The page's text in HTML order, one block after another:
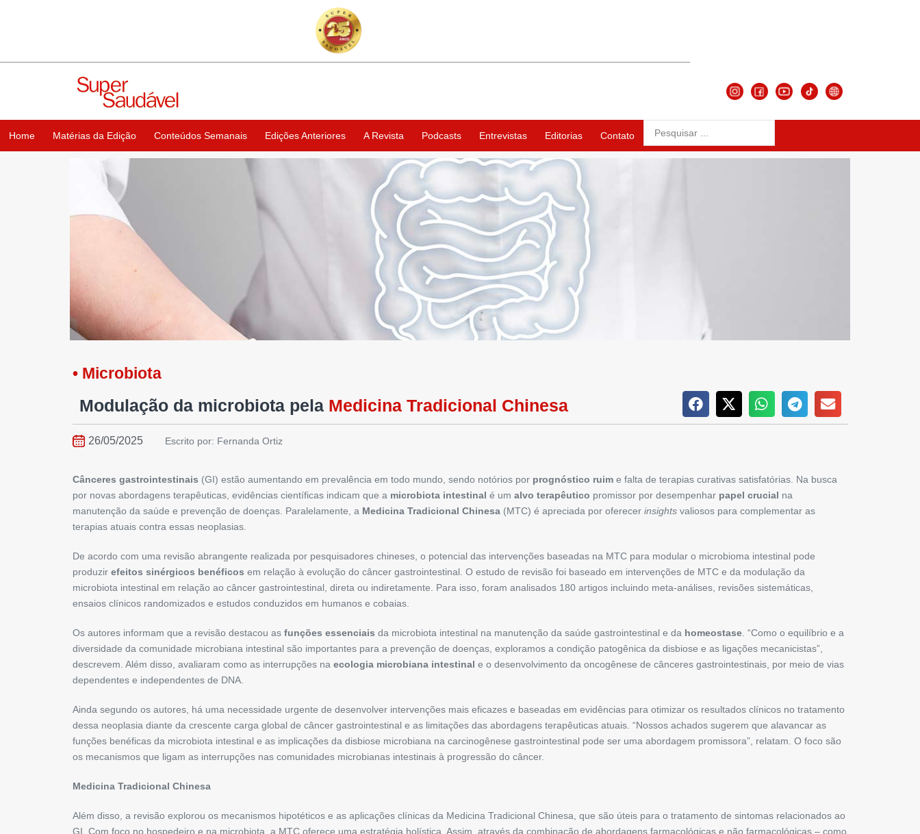
Home Matérias da Edição Conteúdos Semanais Edições Anteriores A Revista Podcasts Entrevistas Editorias Contato
• Microbiota
Modulação da microbiota pela Medicina Tradicional Chinesa
26/05/2025 Escrito por: Fernanda Ortiz
Cânceres gastrointestinais (GI) estão aumentando em prevalência em todo mundo, sendo notórios por prognóstico ruime falta de terapias curativas satisfatórias. Na busca
por novas abordagens terapêuticas, evidências científicas indicam que a microbiota intestinal é um alvo terapêutico promissor por desempenhar papel crucial na
manutenção da saúde e prevenção de doenças. Paralelamente, a Medicina Tradicional Chinesa(MTC) é apreciada por oferecer insights valiosos para complementar as
terapias atuais contra essas neoplasias.
De acordo com uma revisão abrangente realizada por pesquisadores chineses, o potencial das intervenções baseadas na MTC para modular o microbioma intestinal pode
produzir efeitos sinérgicos benéficos em relação à evolução do câncer gastrointestinal. O estudo de revisão foi baseado em intervenções de MTC e da modulação da
microbiota intestinal em relação ao câncer gastrointestinal, direta ou indiretamente. Para isso, foram analisados 180 artigos incluindo meta-análises, revisões sistemáticas,
ensaios clínicos randomizados e estudos conduzidos em humanos e cobaias.
Os autores informam que a revisão destacou as funções essenciais da microbiota intestinal na manutenção da saúde gastrointestinal e da homeostase. “Como o equilíbrio e a
diversidade da comunidade microbiana intestinal são importantes para a prevenção de doenças, exploramos a condição patogênica da disbiose e as ligações mecanicistas”,
descrevem. Além disso, avaliaram como as interrupções na ecologia microbiana intestinal e o desenvolvimento da oncogênese de cânceres gastrointestinais, por meio de vias
dependentes e independentes de DNA.
Ainda segundo os autores, há uma necessidade urgente de desenvolver intervenções mais eficazes e baseadas em evidências para otimizar os resultados clínicos no tratamento
dessa neoplasia diante da crescente carga global de câncer gastrointestinal e as limitações das abordagens terapêuticas atuais. “Nossos achados sugerem que alavancar as
funções benéficas da microbiota intestinal e as implicações da disbiose microbiana na carcinogênese gastrointestinal pode ser uma abordagem promissora”, relatam. O foco são
os mecanismos que ligam as interrupções nas comunidades microbianas intestinais à progressão do câncer.
Medicina Tradicional Chinesa
Além disso, a revisão explorou os mecanismos hipotéticos e as aplicações clínicas da Medicina Tradicional Chinesa, que são úteis para o tratamento de sintomas relacionados ao
GI. Com foco no hospedeiro e na microbiota, a MTC oferece uma estratégia holística. Assim, através da combinação de abordagens farmacológicas e não farmacológicas – como